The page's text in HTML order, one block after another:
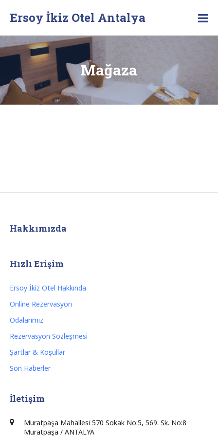
Ersoy İkiz Otel Antalya
Mağaza
Hakkımızda
Hızlı Erişim
Ersoy İkiz Otel Hakkında
Online Rezervasyon
Odalarımız
Rezervasyon Sözleşmesi
Şartlar & Koşullar
Son Haberler
İletişim
Muratpaşa Mahallesi 570 Sokak No:5, 569. Sk. No:8
Muratpaşa / ANTALYA